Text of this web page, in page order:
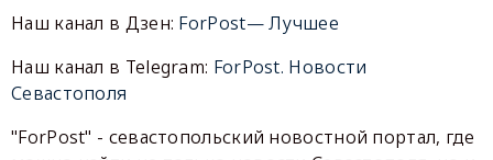
Наш канал в Дзен: ForPost— Лучшее
Наш канал в Telegram: ForPost. Новости
Севастополя
"ForPost" - севастопольский новостной портал, где